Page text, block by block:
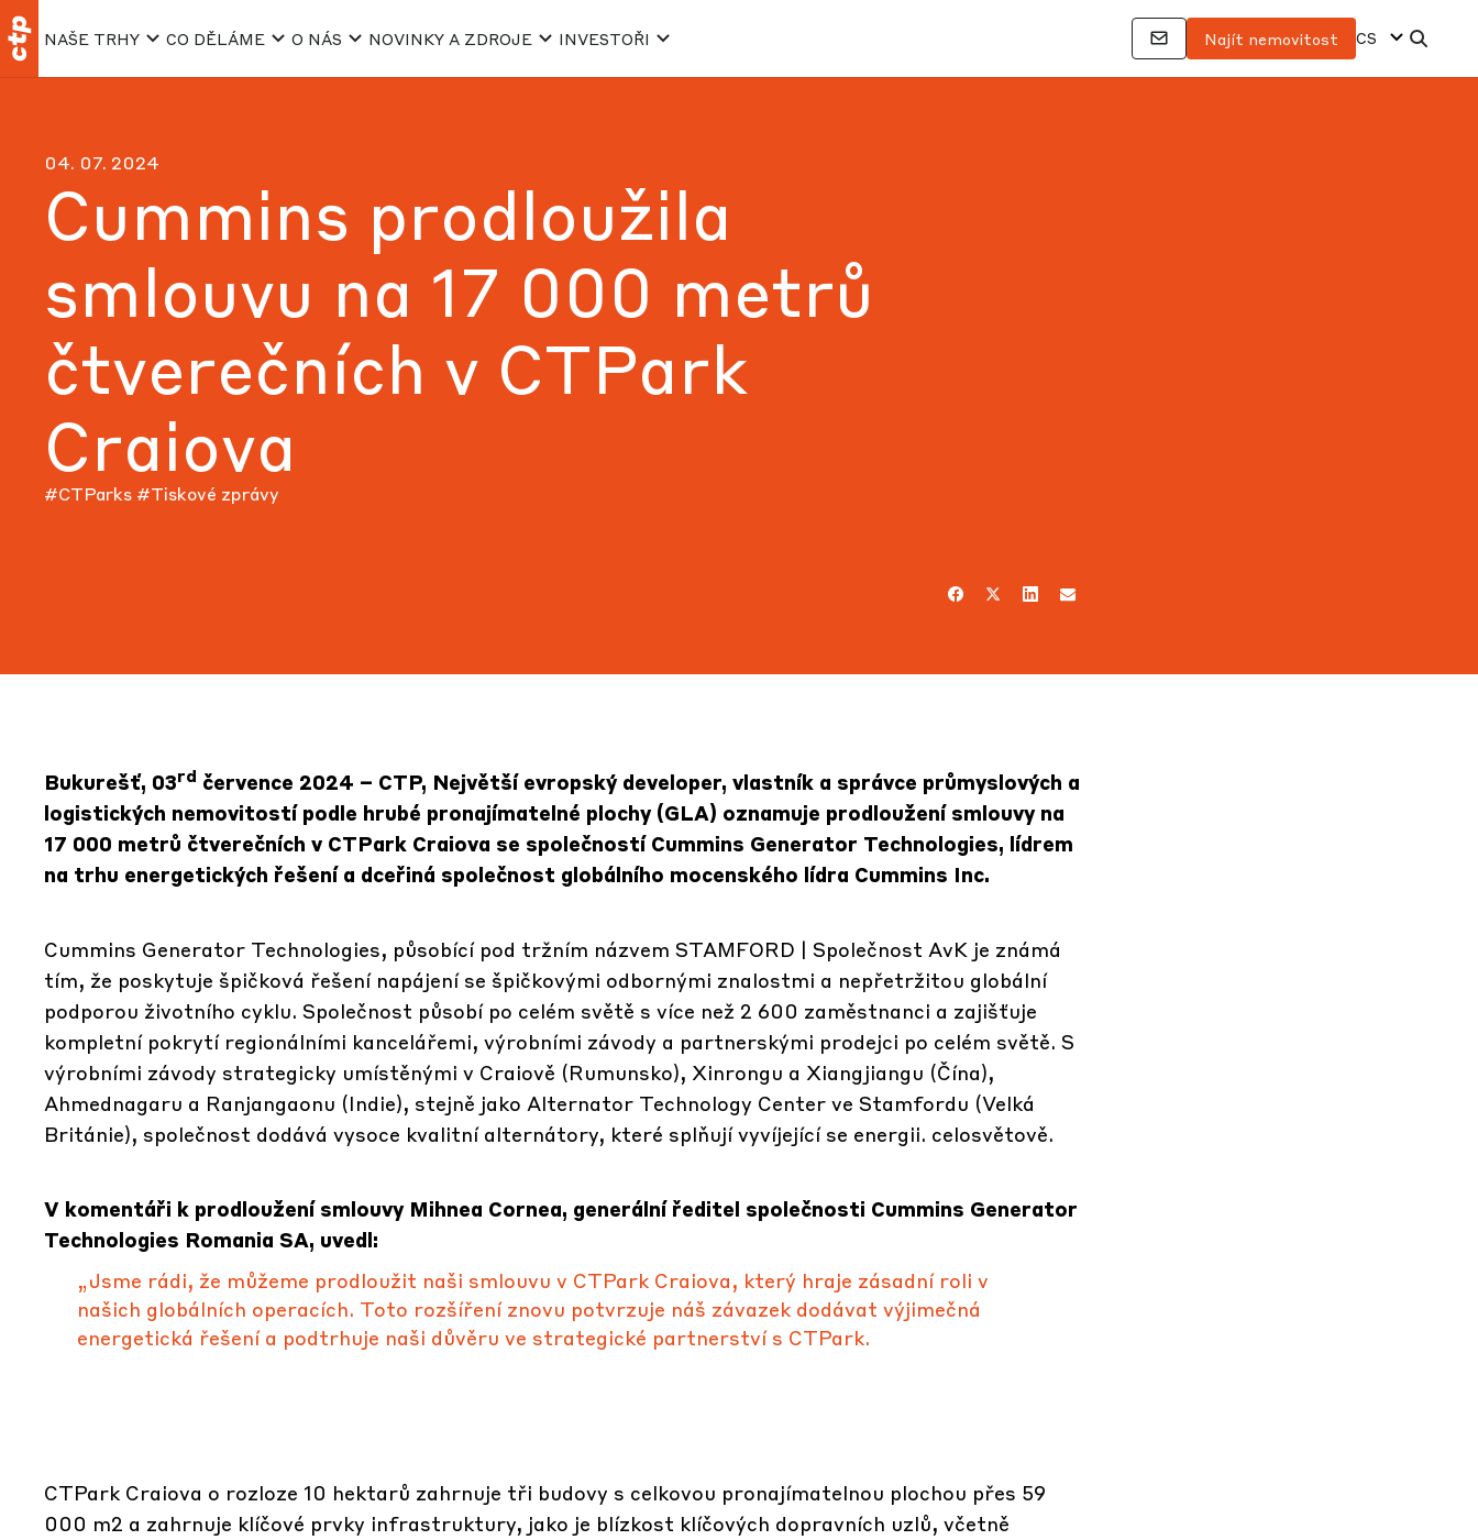
NAŠE TRHY CO DĚLÁME O NÁS NOVINKY A ZDROJE INVESTOŘI Najít nemovitost CS
04. 07. 2024
Cummins prodloužila
smlouvu na 17 000 metrů
čtverečních v CTPark
Craiova
#CTParks #Tiskové zprávy
Bukurešť, 03rd července 2024 – CTP, Největší evropský developer, vlastník a správce průmyslových a
logistických nemovitostí podle hrubé pronajímatelné plochy (GLA) oznamuje prodloužení smlouvy na
17 000 metrů čtverečních v CTPark Craiova se společností Cummins Generator Technologies, lídrem
na trhu energetických řešení a dceřiná společnost globálního mocenského lídra Cummins Inc.
Cummins Generator Technologies, působící pod tržním názvem STAMFORD | Společnost AvK je známá
tím, že poskytuje špičková řešení napájení se špičkovými odbornými znalostmi a nepřetržitou globální
podporou životního cyklu. Společnost působí po celém světě s více než 2 600 zaměstnanci a zajišťuje
kompletní pokrytí regionálními kancelářemi, výrobními závody a partnerskými prodejci po celém světě. S
výrobními závody strategicky umístěnými v Craiově (Rumunsko), Xinrongu a Xiangjiangu (Čína),
Ahmednagaru a Ranjangaonu (Indie), stejně jako Alternator Technology Center ve Stamfordu (Velká
Británie), společnost dodává vysoce kvalitní alternátory, které splňují vyvíjející se energii. celosvětově.
V komentáři k prodloužení smlouvy Mihnea Cornea, generální ředitel společnosti Cummins Generator
Technologies Romania SA, uvedl:
„Jsme rádi, že můžeme prodloužit naši smlouvu v CTPark Craiova, který hraje zásadní roli v
našich globálních operacích. Toto rozšíření znovu potvrzuje náš závazek dodávat výjimečná
energetická řešení a podtrhuje naši důvěru ve strategické partnerství s CTPark.
CTPark Craiova o rozloze 10 hektarů zahrnuje tři budovy s celkovou pronajímatelnou plochou přes 59
000 m2 a zahrnuje klíčové prvky infrastruktury, jako je blízkost klíčových dopravních uzlů, včetně